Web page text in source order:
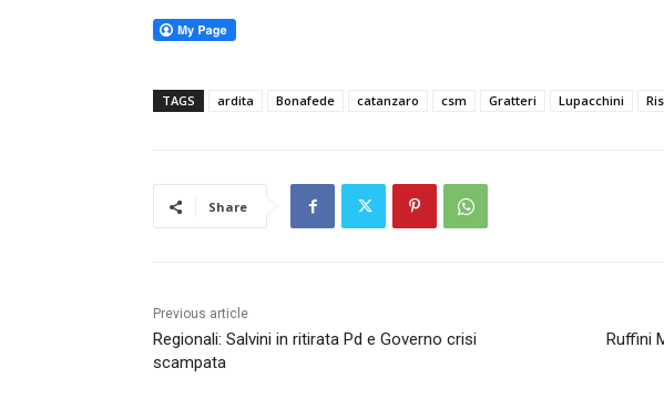
TAGS ardita Bonafede catanzaro csm Gratteri Lupacchini
Share
Previous article
Regionali: Salvini in ritirata Pd e Governo crisi
scampata
Ruffini